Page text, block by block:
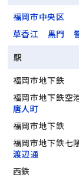
福岡市中央区
草香江
黒門
駅
福岡市地下鉄
福岡市地下鉄空
唐人町
福岡市地下鉄
福岡市地下鉄七
渡辺通
西鉄